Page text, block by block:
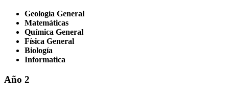
Geología General
Matemáticas
Química General
Física General
Biología
Informatica
Año 2